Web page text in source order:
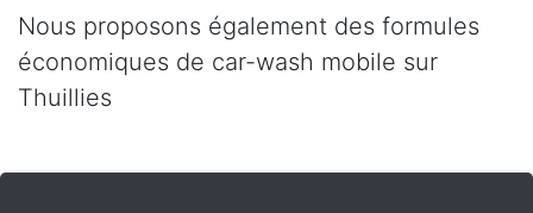
Nous proposons également des formules
économiques de car-wash mobile sur
Thuillies